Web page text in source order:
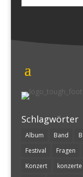
nach:
Schlagwörter
Album Band
Festival
Fragen
Konzert
konzerte